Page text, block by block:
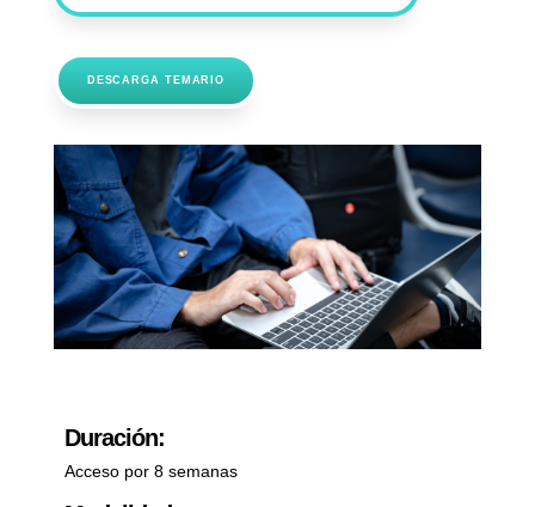
DESCARGA TEMARIO
Duración:
Acceso por 8 semanas